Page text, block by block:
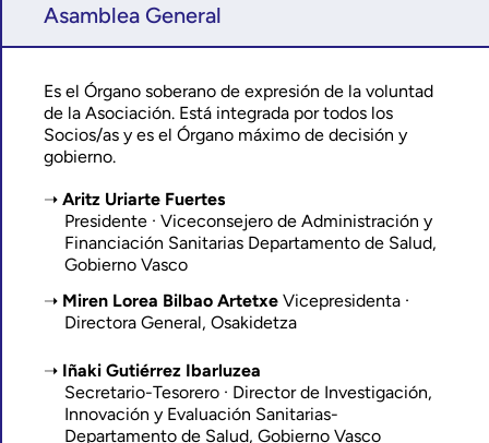
Asamblea General
Es el Órgano soberano de expresión de la voluntad
de la Asociación. Está integrada por todos los
Socios/as y es el Órgano máximo de decisión y
gobierno.
Aritz Uriarte Fuertes
Presidente · Viceconsejero de Administración y
Financiación Sanitarias Departamento de Salud,
Gobierno Vasco
Miren Lorea Bilbao Artetxe Vicepresidenta ·
Directora General, Osakidetza
Iñaki Gutiérrez Ibarluzea
Secretario-Tesorero · Director de Investigación,
Innovación y Evaluación Sanitarias-
Departamento de Salud, Gobierno Vasco